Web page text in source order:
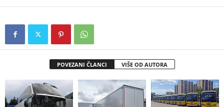
POVEZANI ČLANCI VIŠE OD AUTORA